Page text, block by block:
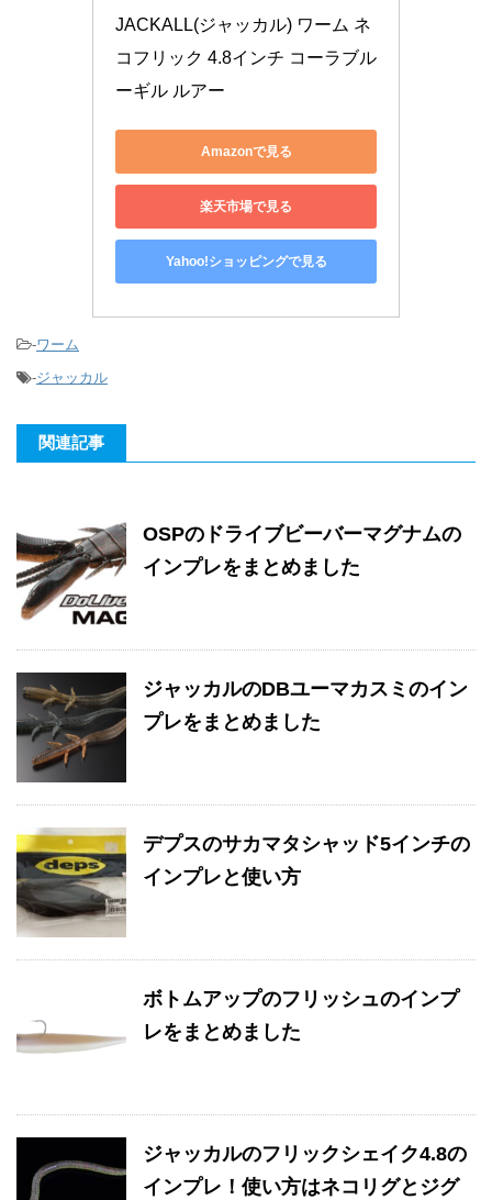
JACKALL(ジャッカル) ワーム ネ
コフリック 4.8インチ コーラブル
ーギル ルアー
Amazonで見る
楽天市場で見る
Yahoo!ショッピングで見る
-ワーム
-ジャッカル
関連記事
OSPのドライブビーバーマグナムの
インプレをまとめました
ジャッカルのDBユーマカスミのイン
プレをまとめました
デプスのサカマタシャッド5インチの
インプレと使い方
ボトムアップのフリッシュのインプ
レをまとめました
ジャッカルのフリックシェイク4.8の
インプレ！使い方はネコリグとジグ